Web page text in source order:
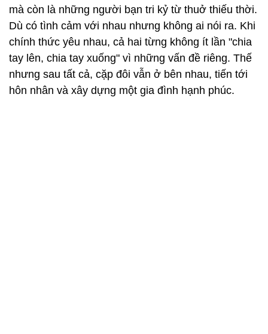
mà còn là những người bạn tri kỷ từ thuở thiếu thời.
Dù có tình cảm với nhau nhưng không ai nói ra. Khi
chính thức yêu nhau, cả hai từng không ít lần "chia
tay lên, chia tay xuống" vì những vấn đề riêng. Thế
nhưng sau tất cả, cặp đôi vẫn ở bên nhau, tiến tới
hôn nhân và xây dựng một gia đình hạnh phúc.